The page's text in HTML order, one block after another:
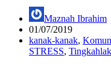
Maznah Ibrahim
01/07/2019
kanak-kanak,
STRESS,